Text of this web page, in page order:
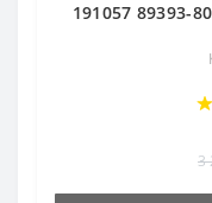
191057 89393-
3